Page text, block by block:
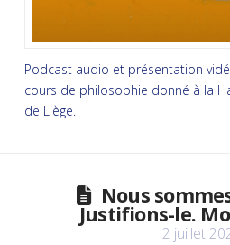
Podcast audio et présentation
cours de philosophie donné à la
de Liège.
Nous
Justifions-le.
2 juillet